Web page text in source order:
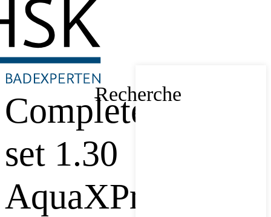
Recherche
Complete-
set 1.30
AquaXPro